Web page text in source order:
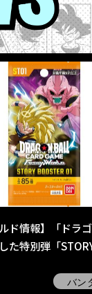
ド情報】「ドラ
た特別弾「
バン